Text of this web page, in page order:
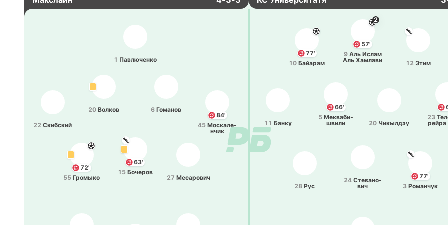
1 Па­влю­че­нко
20 Волков
22 Ски­бский
84'
45 Мо­ска­ле­
нчик
6 Го­ма­нов
72'
55 Гро­мы­ко
63'
15 Бо­че­ров
27 Ме­са­ро­вич
28 Рус
24 Сте­ва­но­
вич
77'
3 Ро­ма­нчук
11 Банку 20 Чи­кы­лдэу
23
рей­ра
66'
5 Ме­ква­би­
шви­ли
12 Этим
77'
10 Байа­рам
57'
2
9 Аль Ислам
Аль Ха­мла­ви